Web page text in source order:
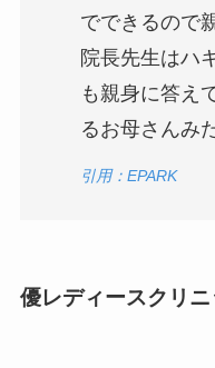
でできるので
院長先生はハ
も親身に答え
るお母さんみ
引用：EPARK
優レディースクリ